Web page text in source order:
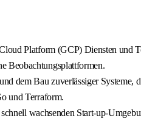
Platform (GCP) Diensten und
Beobachtungsplattformen.
dem Bau zuverlässiger
und Terraform.
wachsenden Start-up-